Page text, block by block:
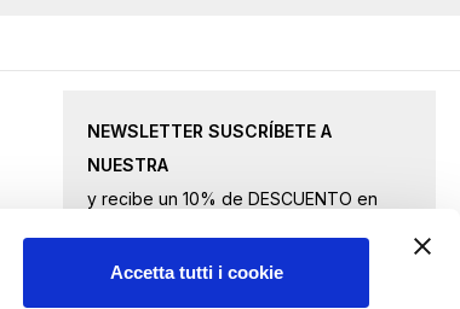
Accetta tutti i cookie
NEWSLETTER SUSCRÍBETE A
NUESTRA
y recibe un 10% de DESCUENTO en